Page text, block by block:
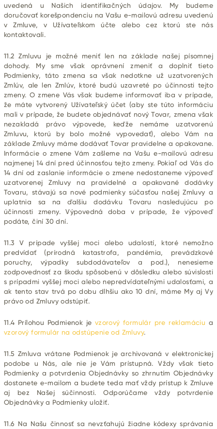
uvedená u Našich identifikačných údajov. My budeme
doručovať korešpondenciu na Vašu e-mailovú adresu uvedenú
v Zmluve, v Užívateľskom účte alebo cez ktorú ste nás
kontaktovali.
11.2 Zmluvu je možné meniť len na základe našej písomnej
dohody. My sme však oprávnení zmeniť a doplniť tieto
Podmienky, táto zmena sa však nedotkne už uzatvorených
Zmlúv, ale len Zmlúv, ktoré budú uzavreté po účinnosti tejto
zmeny. O zmene Vás však budeme informovať iba v prípade,
že máte vytvorený Užívateľský účet (aby ste túto informáciu
mali v prípade, že budete objednávať nový Tovar, zmena však
nezakladá právo výpovede, keďže nemáme uzatvorenú
Zmluvu, ktorú by bolo možné vypovedať), alebo Vám na
základe Zmluvy máme dodávať Tovar pravidelne a opakovane.
Informácie o zmene Vám zašleme na Vašu e-mailovú adresu
najmenej 14 dní pred účinnosťou tejto zmeny. Pokiaľ od Vás do
14 dní od zaslanie informácie o zmene nedostaneme výpoveď
uzatvorenej Zmluvy na pravidelné a opakované dodávky
Tovaru, stávajú sa nové podmienky súčasťou našej Zmluvy a
uplatnia sa na ďalšiu dodávku Tovaru nasledujúcu po
účinnosti zmeny. Výpovedná doba v prípade, že výpoveď
podáte, činí30 dní.
11.3 V prípade vyššej moci alebo udalostí, ktoré nemožno
predvídať (prírodná katastrofa, pandémia, prevádzkové
poruchy, výpadky subdodávateľov a pod.), nenesieme
zodpovednosť za škodu spôsobenú v dôsledku alebo súvislosti
s prípadmi vyššej moci alebo nepredvídateľnými udalosťami, a
ak tento stav trvá po dobu dlhšiu ako 10 dní, máme My aj Vy
právo od Zmluvy odstúpiť.
11.4 Prílohou Podmienok je vzorový formulár pre reklamáciu a
vzorový formulár na odstúpenie od Zmluvy.
11.5 Zmluva vrátane Podmienok je archivovaná v elektronickej
podobe u Nás, ale nie je Vám prístupná. Vždy však tieto
Podmienky a potvrdenia Objednávky so zhrnutím Objednávky
dostanete e-mailom a budete teda mať vždy prístup k Zmluve
aj bez Našej súčinnosti. Odporúčame vždy potvrdenie
Objednávky a Podmienky uložiť.
11.6 Na Našu činnosť sa nevzťahujú žiadne kódexy správania